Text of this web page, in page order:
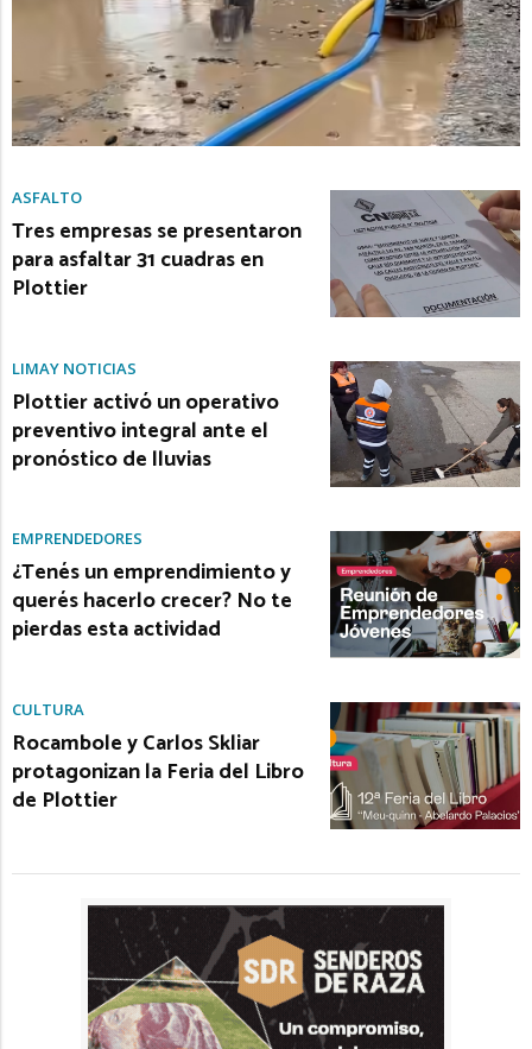
ASFALTO
Tres empresas se presentaron
para asfaltar 31 cuadras en
Plottier
LIMAY NOTICIAS
Plottier activó un operativo
preventivo integral ante el
pronóstico de lluvias
EMPRENDEDORES
¿Tenés un emprendimiento y
querés hacerlo crecer? No te
pierdas esta actividad
CULTURA
Rocambole y Carlos Skliar
protagonizan la Feria del Libro
de Plottier